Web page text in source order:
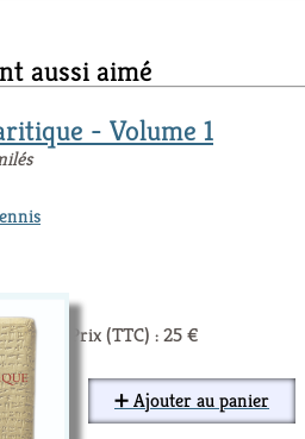
aussi aimé
- Volume 1
Prix (TTC) : 25 €
➕ Ajouter au panier